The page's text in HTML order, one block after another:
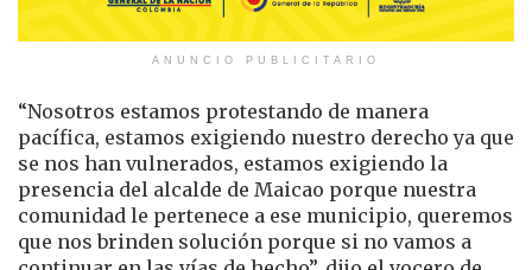
ANUNCIO PUBLICITARIO
“Nosotros estamos protestando de manera
pacífica, estamos exigiendo nuestro derecho ya que
se nos han vulnerados, estamos exigiendo la
presencia del alcalde de Maicao porque nuestra
comunidad le pertenece a ese municipio, queremos
que nos brinden solución porque si no vamos a